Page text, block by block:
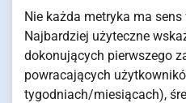
Nie każda metryka ma
Najbardziej użyteczne
dokonujących pierwszego
powracających
tygodniach/miesiącach),